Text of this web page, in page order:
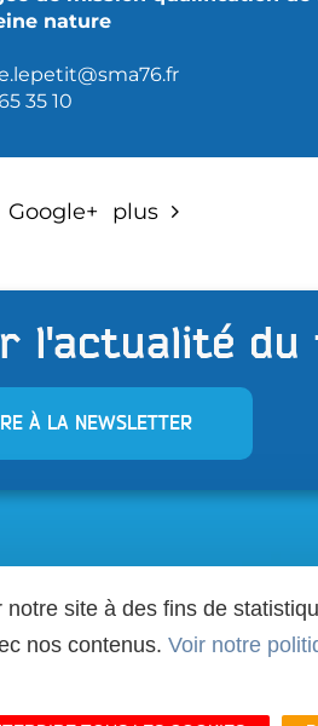
nature
35 10
Google+ plus
l'actualité
À LA NEWSLETTER
VISITERsite à des fins de
nos contenus. Voir notre